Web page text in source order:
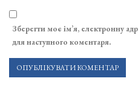
Зберегти моє ім’я, електронну
для наступного коментаря.